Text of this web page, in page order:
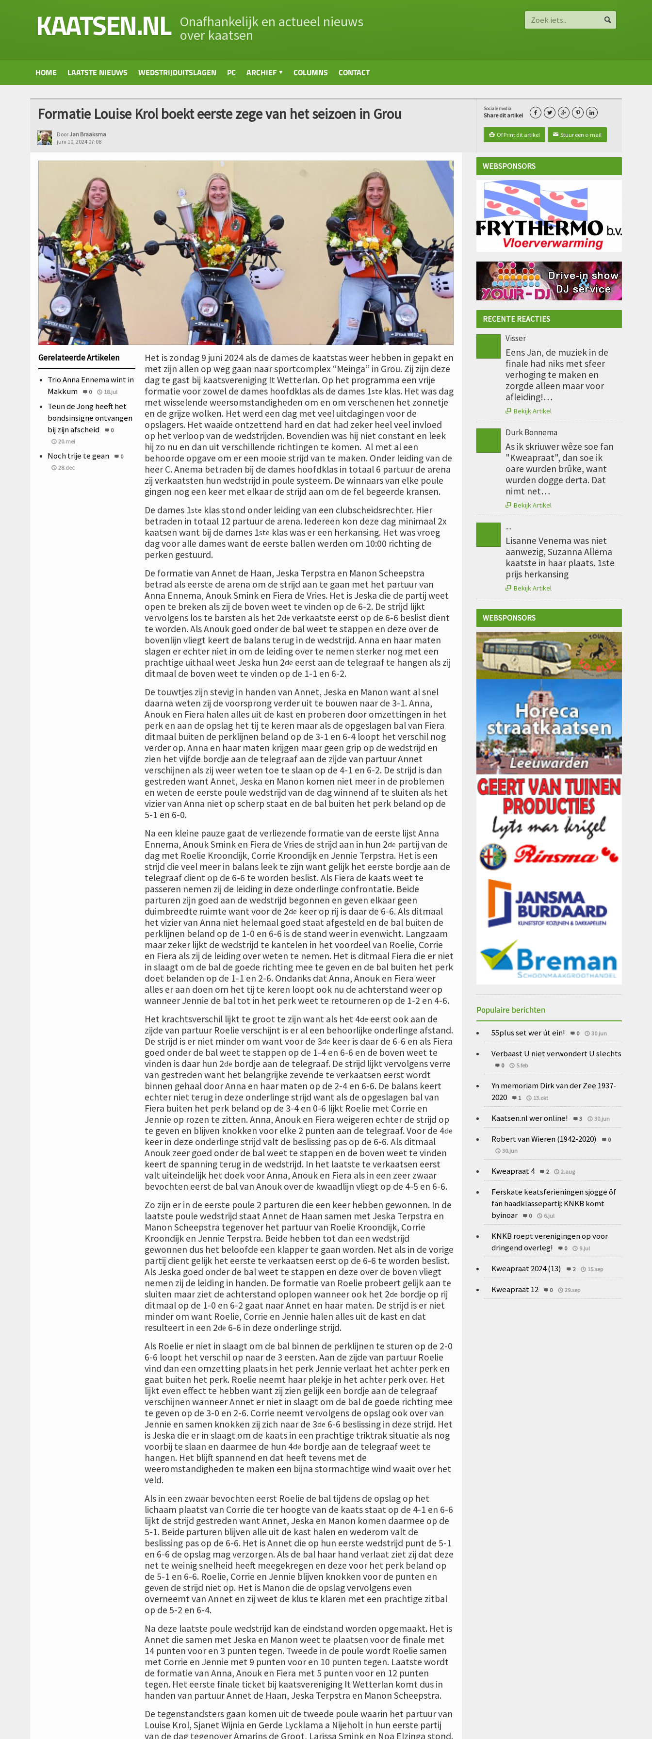
KAATSEN.NL Onafhankelijk en actueel nieuws
over kaatsen
HOME LAATSTE NIEUWS WEDSTRIJDUITSLAGEN PC ARCHIEF COLUMNS CONTACT
Sociale media
Share dit artikel     
 Of Print dit artikel ✉ Stuur een e-mail
Formatie Louise Krol boekt eerste zege van het seizoen in Grou
DoorJan Braaksma
juni 10, 2024 07:08
Gerelateerde Artikelen
Trio Anna Ennema wint in
Makkum
0 18.jul
Teun de Jong heeft het
bondsinsigne ontvangen
bij zijn afscheid
0
20.mei
Noch trije te gean
0
28.dec
Het is zondag 9 juni 2024 als de dames de kaatstas weer hebben in gepakt en
met zijn allen op weg gaan naar sportcomplex “Meinga” in Grou. Zij zijn deze
dag te gast bij kaatsvereniging It Wetterlan. Op het programma een vrije
formatie voor zowel de dames hoofdklas als de dames 1ste klas. Het was dag
met wisselende weersomstandigheden om en om verschenen het zonnetje
en de grijze wolken. Het werd een dag met veel uitdagingen voor de
opslagers. Het waaide ontzettend hard en dat had zeker heel veel invloed
op het verloop van de wedstrijden. Bovendien was hij niet constant en leek
hij zo nu en dan uit verschillende richtingen te komen. Al met al een
behoorde opgave om er een mooie strijd van te maken. Onder leiding van de
heer C. Anema betraden bij de dames hoofdklas in totaal 6 partuur de arena
zij verkaatsten hun wedstrijd in poule systeem. De winnaars van elke poule
gingen nog een keer met elkaar de strijd aan om de fel begeerde kransen.
De dames 1ste klas stond onder leiding van een clubscheidsrechter. Hier
betraden in totaal 12 partuur de arena. Iedereen kon deze dag minimaal 2x
kaatsen want bij de dames 1ste klas was er een herkansing. Het was vroeg
dag voor alle dames want de eerste ballen werden om 10:00 richting de
perken gestuurd.
De formatie van Annet de Haan, Jeska Terpstra en Manon Scheepstra
betrad als eerste de arena om de strijd aan te gaan met het partuur van
Anna Ennema, Anouk Smink en Fiera de Vries. Het is Jeska die de partij weet
open te breken als zij de boven weet te vinden op de 6-2. De strijd lijkt
vervolgens los te barsten als het 2de verkaatste eerst op de 6-6 beslist dient
te worden. Als Anouk goed onder de bal weet te stappen en deze over de
bovenlijn vliegt keert de balans terug in de wedstrijd. Anna en haar maten
slagen er echter niet in om de leiding over te nemen sterker nog met een
prachtige uithaal weet Jeska hun 2de eerst aan de telegraaf te hangen als zij
ditmaal de boven weet te vinden op de 1-1 en 6-2.
De touwtjes zijn stevig in handen van Annet, Jeska en Manon want al snel
daarna weten zij de voorsprong verder uit te bouwen naar de 3-1. Anna,
Anouk en Fiera halen alles uit de kast en proberen door omzettingen in het
perk en aan de opslag het tij te keren maar als de opgeslagen bal van Fiera
ditmaal buiten de perklijnen beland op de 3-1 en 6-4 loopt het verschil nog
verder op. Anna en haar maten krijgen maar geen grip op de wedstrijd en
zien het vijfde bordje aan de telegraaf aan de zijde van partuur Annet
verschijnen als zij weer weten toe te slaan op de 4-1 en 6-2. De strijd is dan
gestreden want Annet, Jeska en Manon komen niet meer in de problemen
en weten de eerste poule wedstrijd van de dag winnend af te sluiten als het
vizier van Anna niet op scherp staat en de bal buiten het perk beland op de
5-1 en 6-0.
Na een kleine pauze gaat de verliezende formatie van de eerste lijst Anna
Ennema, Anouk Smink en Fiera de Vries de strijd aan in hun 2de partij van de
dag met Roelie Kroondijk, Corrie Kroondijk en Jennie Terpstra. Het is een
strijd die veel meer in balans leek te zijn want gelijk het eerste bordje aan de
telegraaf dient op de 6-6 te worden beslist. Als Fiera de kaats weet te
passeren nemen zij de leiding in deze onderlinge confrontatie. Beide
parturen zijn goed aan de wedstrijd begonnen en geven elkaar geen
duimbreedte ruimte want voor de 2de keer op rij is daar de 6-6. Als ditmaal
het vizier van Anna niet helemaal goed staat afgesteld en de bal buiten de
perklijnen beland op de 1-0 en 6-6 is de stand weer in evenwicht. Langzaam
maar zeker lijkt de wedstrijd te kantelen in het voordeel van Roelie, Corrie
en Fiera als zij de leiding over weten te nemen. Het is ditmaal Fiera die er niet
in slaagt om de bal de goede richting mee te geven en de bal buiten het perk
doet belanden op de 1-1 en 2-6. Ondanks dat Anna, Anouk en Fiera weer
alles er aan doen om het tij te keren loopt ook nu de achterstand weer op
wanneer Jennie de bal tot in het perk weet te retourneren op de 1-2 en 4-6.
Het krachtsverschil lijkt te groot te zijn want als het 4de eerst ook aan de
zijde van partuur Roelie verschijnt is er al een behoorlijke onderlinge afstand.
De strijd is er niet minder om want voor de 3de keer is daar de 6-6 en als Fiera
goed onder de bal weet te stappen op de 1-4 en 6-6 en de boven weet te
vinden is daar hun 2de bordje aan de telegraaf. De strijd lijkt vervolgens verre
van gestreden want het belangrijke zevende te verkaatsen eerst wordt
binnen gehaal door Anna en haar maten op de 2-4 en 6-6. De balans keert
echter niet terug in deze onderlinge strijd want als de opgeslagen bal van
Fiera buiten het perk beland op de 3-4 en 0-6 lijkt Roelie met Corrie en
Jennie op rozen te zitten. Anna, Anouk en Fiera weigeren echter de strijd op
te geven en blijven knokken voor elke 2 punten aan de telegraaf. Voor de 4de
keer in deze onderlinge strijd valt de beslissing pas op de 6-6. Als ditmaal
Anouk zeer goed onder de bal weet te stappen en de boven weet te vinden
keert de spanning terug in de wedstrijd. In het laatste te verkaatsen eerst
valt uiteindelijk het doek voor Anna, Anouk en Fiera als in een zeer zwaar
bevochten eerst de bal van Anouk over de kwaadlijn vliegt op de 4-5 en 6-6.
Zo zijn er in de eerste poule 2 parturen die een keer hebben gewonnen. In de
laatste poule wedstrijd staat Annet de Haan samen met Jeska Terpstra en
Manon Scheepstra tegenover het partuur van Roelie Kroondijk, Corrie
Kroondijk en Jennie Terpstra. Beide hebben tot dan een wedstrijd
gewonnen dus het beloofde een klapper te gaan worden. Net als in de vorige
partij dient gelijk het eerste te verkaatsen eerst op de 6-6 te worden beslist.
Als Jeska goed onder de bal weet te stappen en deze over de boven vliegt
nemen zij de leiding in handen. De formatie van Roelie probeert gelijk aan te
sluiten maar ziet de achterstand oplopen wanneer ook het 2de bordje op rij
ditmaal op de 1-0 en 6-2 gaat naar Annet en haar maten. De strijd is er niet
minder om want Roelie, Corrie en Jennie halen alles uit de kast en dat
resulteert in een 2de 6-6 in deze onderlinge strijd.
Als Roelie er niet in slaagt om de bal binnen de perklijnen te sturen op de 2-0
6-6 loopt het verschil op naar de 3 eersten. Aan de zijde van partuur Roelie
vind dan een omzetting plaats in het perk Jennie verlaat het achter perk en
gaat buiten het perk. Roelie neemt haar plekje in het achter perk over. Het
lijkt even effect te hebben want zij zien gelijk een bordje aan de telegraaf
verschijnen wanneer Annet er niet in slaagt om de bal de goede richting mee
te geven op de 3-0 en 2-6. Corrie neemt vervolgens de opslag ook over van
Jennie en samen knokken zij zich naar de 3de 6-6 beslissing in deze strijd. Het
is Jeska die er in slaagt om de kaats in een prachtige triktrak situatie als nog
voorbij te slaan en daarmee de hun 4de bordje aan de telegraaf weet te
hangen. Het blijft spannend en dat heeft tevens met de
weeromstandigheden te maken een bijna stormachtige wind waait over het
veld.
Als in een zwaar bevochten eerst Roelie de bal tijdens de opslag op het
lichaam plaatst van Corrie die ter hoogte van de kaats staat op de 4-1 en 6-6
lijkt de strijd gestreden want Annet, Jeska en Manon komen daarmee op de
5-1. Beide parturen blijven alle uit de kast halen en wederom valt de
beslissing pas op de 6-6. Het is Annet die op hun eerste wedstrijd punt de 5-1
en 6-6 de opslag mag verzorgen. Als de bal haar hand verlaat ziet zij dat deze
net te weinig snelheid heeft meegekregen en deze voor het perk beland op
de 5-1 en 6-6. Roelie, Corrie en Jennie blijven knokken voor de punten en
geven de strijd niet op. Het is Manon die de opslag vervolgens even
overneemt van Annet en zij weet de klus te klaren met een prachtige zitbal
op de 5-2 en 6-4.
Na deze laatste poule wedstrijd kan de eindstand worden opgemaakt. Het is
Annet die samen met Jeska en Manon weet te plaatsen voor de finale met
14 punten voor en 3 punten tegen. Tweede in de poule wordt Roelie samen
met Corrie en Jennie met 9 punten voor en 10 punten tegen. Laatste wordt
de formatie van Anna, Anouk en Fiera met 5 punten voor en 12 punten
tegen. Het eerste finale ticket bij kaatsvereniging It Wetterlan komt dus in
handen van partuur Annet de Haan, Jeska Terpstra en Manon Scheepstra.
De tegenstandsters gaan komen uit de tweede poule waarin het partuur van
Louise Krol, Sjanet Wijnia en Gerde Lycklama a Nijeholt in hun eerste partij
van de dag tegenover Amarins de Groot, Larissa Smink en Noa Elzinga stond.
WEBSPONSORS
RECENTE REACTIES
Visser
Eens Jan, de muziek in de
finale had niks met sfeer
verhoging te maken en
zorgde alleen maar voor
afleiding!…
 Bekijk Artikel
Durk Bonnema
As ik skriuwer wêze soe fan
"Kweapraat", dan soe ik
oare wurden brûke, want
wurden dogge derta. Dat
nimt net…
 Bekijk Artikel
....
Lisanne Venema was niet
aanwezig, Suzanna Allema
kaatste in haar plaats. 1ste
prijs herkansing
 Bekijk Artikel
WEBSPONSORS
Populaire berichten
55plus set wer út ein! 0 30.jun
Verbaast U niet verwondert U slechts
0 5.feb
Yn memoriam Dirk van der Zee 1937-
2020
1 13.okt
Kaatsen.nl wer online! 3 30.jun
Robert van Wieren (1942-2020)
0
30.jun
Kweapraat 4 2 2.aug
Ferskate keatsferieningen sjogge ôf
fan haadklassepartij: KNKB komt
byinoar
0 6.jul
KNKB roept verenigingen op voor
dringend overleg!
0 9.jul
Kweapraat 2024 (13) 2 15.sep
Kweapraat 12 0 29.sep